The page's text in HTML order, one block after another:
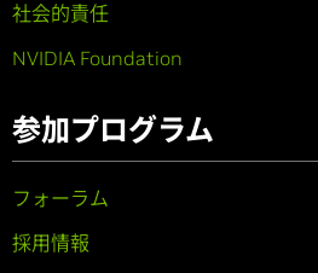
社会的責任
NVIDIA Foundation
参加プログラム
フォーラム
採用情報